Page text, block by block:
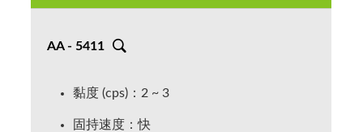
AA - 5411
黏度 (cps)：2 ~ 3
固持速度：快